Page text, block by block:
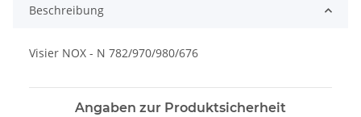
Beschreibung
Visier NOX - N 782/970/980/676
Angaben zur Produktsicherheit